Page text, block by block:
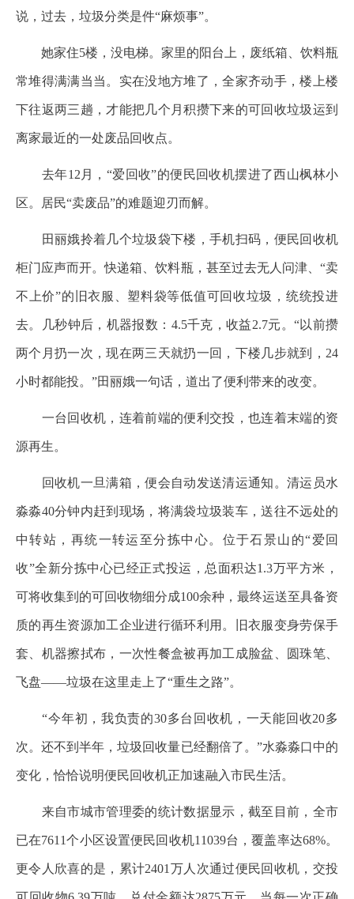
说，过去，垃圾分类是件“麻烦事”。
她家住5楼，没电梯。家里的阳台上，废纸箱、饮料瓶
常堆得满满当当。实在没地方堆了，全家齐动手，楼上楼
下往返两三趟，才能把几个月积攒下来的可回收垃圾运到
离家最近的一处废品回收点。
去年12月，“爱回收”的便民回收机摆进了西山枫林小
区。居民“卖废品”的难题迎刃而解。
田丽娥拎着几个垃圾袋下楼，手机扫码，便民回收机
柜门应声而开。快递箱、饮料瓶，甚至过去无人问津、“卖
不上价”的旧衣服、塑料袋等低值可回收垃圾，统统投进
去。几秒钟后，机器报数：4.5千克，收益2.7元。“以前攒
两个月扔一次，现在两三天就扔一回，下楼几步就到，24
小时都能投。”田丽娥一句话，道出了便利带来的改变。
一台回收机，连着前端的便利交投，也连着末端的资
源再生。
回收机一旦满箱，便会自动发送清运通知。清运员水
淼淼40分钟内赶到现场，将满袋垃圾装车，送往不远处的
中转站，再统一转运至分拣中心。位于石景山的“爱回
收”全新分拣中心已经正式投运，总面积达1.3万平方米，
可将收集到的可回收物细分成100余种，最终运送至具备资
质的再生资源加工企业进行循环利用。旧衣服变身劳保手
套、机器擦拭布，一次性餐盒被再加工成脸盆、圆珠笔、
飞盘——垃圾在这里走上了“重生之路”。
“今年初，我负责的30多台回收机，一天能回收20多
次。还不到半年，垃圾回收量已经翻倍了。”水淼淼口中的
变化，恰恰说明便民回收机正加速融入市民生活。
来自市城市管理委的统计数据显示，截至目前，全市
已在7611个小区设置便民回收机11039台，覆盖率达68%。
更令人欣喜的是，累计2401万人次通过便民回收机，交投